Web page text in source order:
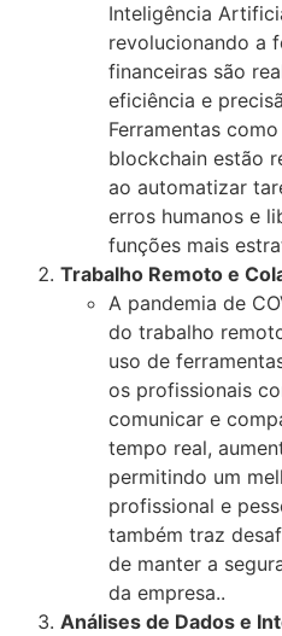
Inteligência
revolucionando a
financeiras são
eficiência e
Ferramentas
blockchain estão
ao automatizar
erros humanos e
funções mais
Trabalho Remoto e
A pandemia de
do trabalho
uso de
os profissionais
comunicar e
tempo real,
permitindo um
profissional e
também traz
de manter a
da empresa..
Análises de Dados e